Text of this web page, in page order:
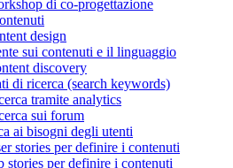
di co-progettazione
design
sui contenuti e il linguaggio
discovery
di ricerca (search keywords)
tramite analytics
sui forum
ai bisogni degli utenti
stories per definire i contenuti
stories per definire i contenuti